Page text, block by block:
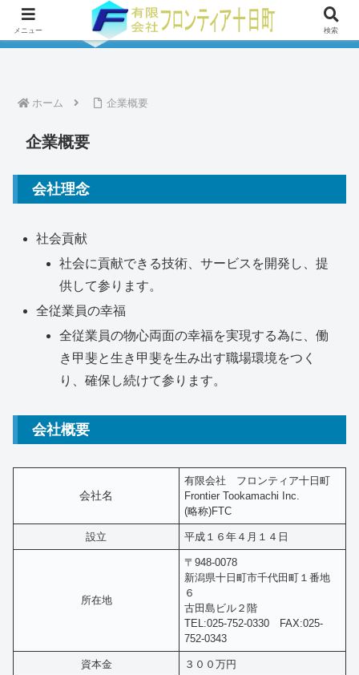
ホーム 企業概要
企業概要
会社理念
社会貢献
社会に貢献できる技術、サービスを開発し、提
供して参ります。
全従業員の幸福
全従業員の物心両面の幸福を実現する為に、働
き甲斐と生き甲斐を生み出す職場環境をつく
り、確保し続けて参ります。
会社概要
会社名
有限会社 フロンティア十日町
Frontier Tookamachi Inc.
(略称)FTC
設立 平成１６年４月１４日
所在地
〒948-0078
新潟県十日町市千代田町１番地
６
古田島ビル２階
TEL:025-752-0330 FAX:025-
752-0343
資本金 ３００万円
メニュー 検索